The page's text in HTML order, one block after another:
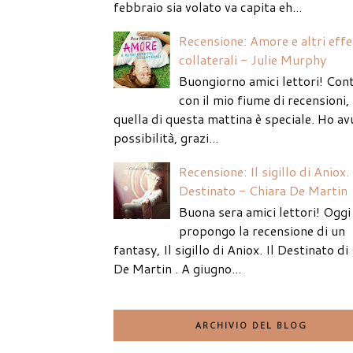
febbraio sia volato va capita eh...
Recensione: Amore e altri
collaterali - Julie Murphy
Buongiorno amici lettori!
con il mio fiume di recensioni,
quella di questa mattina è speciale. Ho
possibilità, grazi...
Recensione: Il sigillo di
Destinato - Chiara De Martin
Buona sera amici lettori!
propongo la recensione di un
fantasy, Il sigillo di Aniox. Il Destinato di
De Martin . A giugno...
ARCHIVIO DEL BLOG